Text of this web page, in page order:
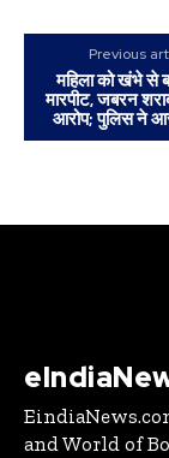
Previous
महिला को खंभे से
मारपीट, जबरन
आरोप; पुलिस ने
and World of